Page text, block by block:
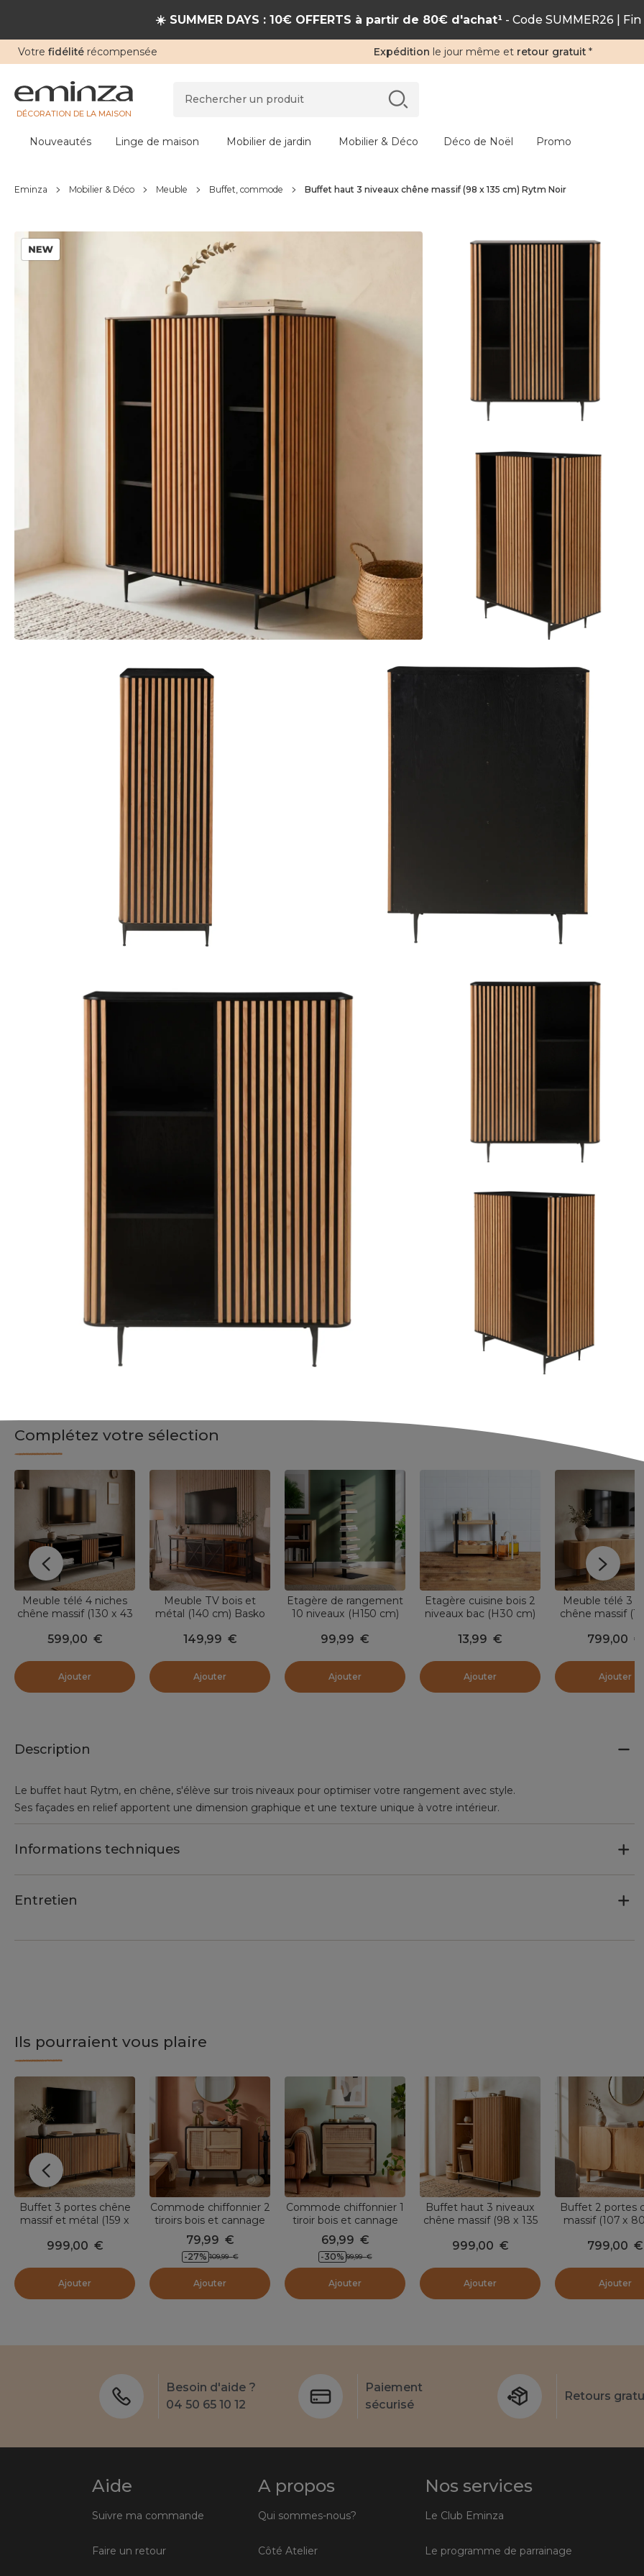
☀️ SUMMER DAYS : 10€ OFFERTS à partir de 80€ d'achat¹- Code SUMMER26 |
Votre fidélité récompensée Expédition le jour même et retour gratuit *
DÉCORATION DE LA MAISON
Nouveautés Linge de maison Mobilier de jardin Mobilier & Déco Déco de Noël Promo
Eminza Mobilier & Déco Meuble Buffet, commode Buffet haut 3 niveaux chêne massif (98 x 135 cm) Rytm Noir
Complétez votre sélection
Meuble télé 4 niches
chêne massif (130 x 43
599,00 €
Ajouter
Meuble TV bois et
métal (140 cm) Basko
149,99 €
Ajouter
Etagère de rangement
10 niveaux (H150 cm)
99,99 €
Ajouter
Etagère cuisine bois 2
niveaux bac (H30 cm)
13,99 €
Ajouter
Meuble télé 3
chêne massif
799,00 €
Ajouter
Description
Le buffet haut Rytm, en chêne, s'élève sur trois niveaux pour optimiser votre rangement avec style.
Ses façades en relief apportent une dimension graphique et une texture unique à votre intérieur.
Informations techniques
Entretien
Ils pourraient vous plaire
Buffet 3 portes chêne
massif et métal (159 x
999,00 €
Ajouter
Commode chiffonnier 2
tiroirs bois et cannage
(50 x 55 cm) Osaka Noir
79,99 €
-27% 109,99 €
Ajouter
Commode chiffonnier 1
tiroir bois et cannage
(40 x 55 cm) Osaka Noir
69,99 €
-30% 99,99 €
Ajouter
Buffet haut 3 niveaux
chêne massif (98 x 135
999,00 €
Ajouter
Buffet 2 portes
massif (107 x
799,00 €
Ajouter
Besoin d'aide ?
04 50 65 10 12
Paiement
sécurisé
Retours
Aide
Suivre ma commande
Faire un retour
A propos
Qui sommes-nous?
Côté Atelier
Nos services
Le Club Eminza
Le programme de parrainage